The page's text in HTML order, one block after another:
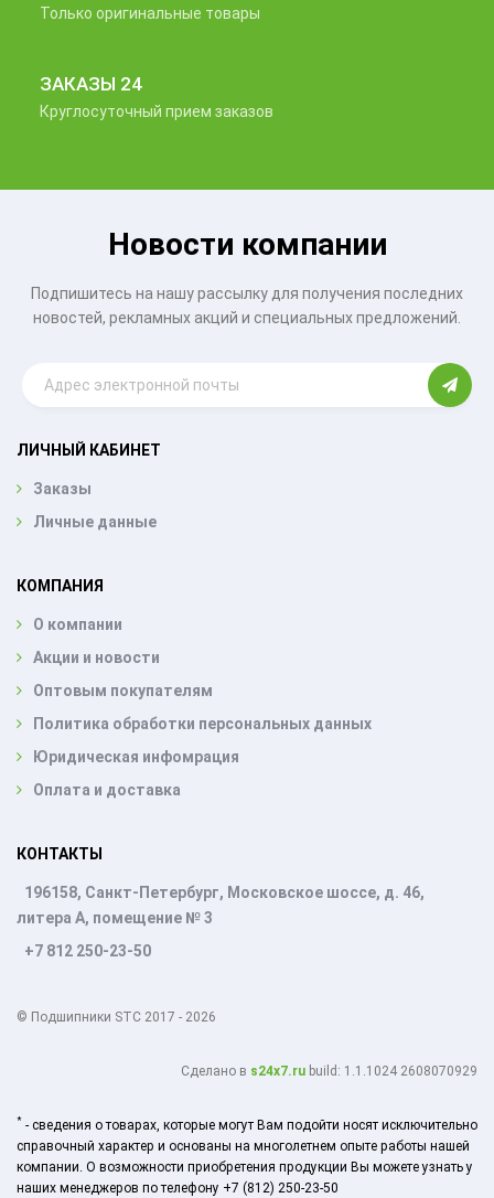
Только оригинальные товары
ЗАКАЗЫ 24
Круглосуточный прием заказов
Новости компании
Подпишитесь на нашу рассылку для получения последних
новостей, рекламных акций и специальных предложений.
ЛИЧНЫЙ КАБИНЕТ
Заказы
Личные данные
КОМПАНИЯ
О компании
Акции и новости
Оптовым покупателям
Политика обработки персональных данных
Юридическая инфомрация
Оплата и доставка
КОНТАКТЫ
196158, Санкт-Петербург, Московское шоссе, д. 46,
литера А, помещение № 3
+7 812 250-23-50
© Подшипники STC 2017 - 2026
Cделано в s24x7.ru build: 1.1.1024 2608070929
* - сведения о товарах, которые могут Вам подойти носят исключительно
справочный характер и основаны на многолетнем опыте работы нашей
компании. О возможности приобретения продукции Вы можете узнать у
наших менеджеров по телефону +7 (812) 250-23-50